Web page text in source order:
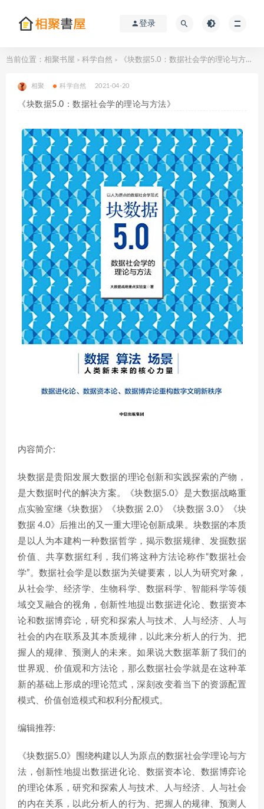
登录
当前位置： 相聚书屋 > 科学自然 > 《块数据5.0：数据社会学的理论与方法》
相聚 科学自然 2021-04-20
《块数据5.0：数据社会学的理论与方法》
内容简介:
块数据是贵阳发展大数据的理论创新和实践探索的产物，
是大数据时代的解决方案。《块数据5.0》是大数据战略重
点实验室继《块数据》《块数据 2.0》《块数据 3.0》《块
数据 4.0》后推出的又一重大理论创新成果。块数据的本质
是以人为本建构一种数据哲学，揭示数据规律、发掘数据
价值、共享数据红利，我们将这种方法论称作“数据社会
学”。数据社会学是以数据为关键要素，以人为研究对象，
从社会学、经济学、生物科学、数据科学、智能科学等领
域交叉融合的视角，创新性地提出数据进化论、数据资本
论和数据博弈论，研究和探索人与技术、人与经济、人与
社会的内在联系及其本质规律，以此来分析人的行为、把
握人的规律、预测人的未来。如果说大数据革新了我们的
世界观、价值观和方法论，那么数据社会学就是在这种革
新的基础上形成的理论范式，深刻改变着当下的资源配置
模式、价值创造模式和权利分配模式。
编辑推荐:
《块数据5.0》围绕构建以人为原点的数据社会学理论与方
法，创新性地提出数据进化论、数据资本论、数据博弈论
的理论体系，研究和探索人与技术、人与经济、人与社会
的内在关系，以此分析人的行为、把握人的规律、预测人